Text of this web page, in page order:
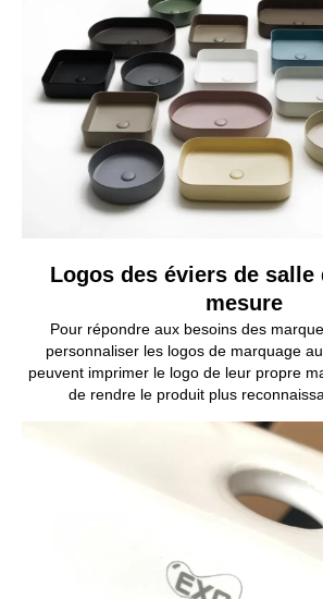
Logos des éviers de salle
mesure
Pour répondre aux besoins des
personnaliser les logos de marquage
peuvent imprimer le logo de leur propre
de rendre le produit plus